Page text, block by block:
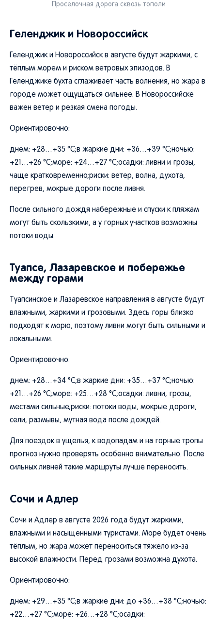
Проселочная дорога сквозь тополи
Геленджик и Новороссийск
Геленджик и Новороссийск в августе будут жаркими, с
тёплым морем и риском ветровых эпизодов. В
Геленджике бухта сглаживает часть волнения, но жара в
городе может ощущаться сильнее. В Новороссийске
важен ветер и резкая смена погоды.
Ориентировочно:
днем: +28…+35 °C;в жаркие дни: +36…+39 °C;ночью:
+21…+26 °C;море: +24…+27 °C;осадки: ливни и грозы,
чаще кратковременно;риски: ветер, волна, духота,
перегрев, мокрые дороги после ливня.
После сильного дождя набережные и спуски к пляжам
могут быть скользкими, а у горных участков возможны
потоки воды.
Туапсе, Лазаревское и побережье
между горами
Туапсинское и Лазаревское направления в августе будут
влажными, жаркими и грозовыми. Здесь горы близко
подходят к морю, поэтому ливни могут быть сильными и
локальными.
Ориентировочно:
днем: +28…+34 °C;в жаркие дни: +35…+37 °C;ночью:
+21…+26 °C;море: +25…+28 °C;осадки: ливни, грозы,
местами сильные;риски: потоки воды, мокрые дороги,
сели, размывы, мутная вода после дождей.
Для поездок в ущелья, к водопадам и на горные тропы
прогноз нужно проверять особенно внимательно. После
сильных ливней такие маршруты лучше переносить.
Сочи и Адлер
Сочи и Адлер в августе 2026 года будут жаркими,
влажными и насыщенными туристами. Море будет очень
тёплым, но жара может переноситься тяжело из-за
высокой влажности. Перед грозами возможна духота.
Ориентировочно:
днем: +29…+35 °C;в жаркие дни: до +36…+38 °C;ночью:
+22…+27 °C;море: +26…+28 °C;осадки: